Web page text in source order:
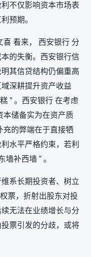
不仅影响资本市场表
预期。
看来， 西安银行 分
的失衡。西安银行信
其信贷结构仍偏重高
深耕提升资产收益
” 。西安银行 在考虑
本储备实为在资产质
充的弊端在于直接牺
水平严格约束，若利
补西墙 ” 。
系长期投资者、树立
票，折射出股东对投
无法在业绩增长与分
票引发的分歧，或将